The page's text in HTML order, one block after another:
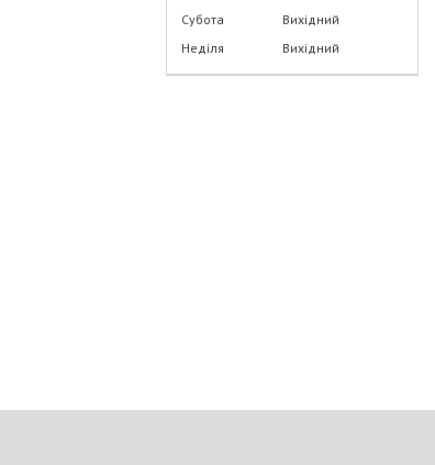
Субота
Вихідний
Неділя
Вихідний